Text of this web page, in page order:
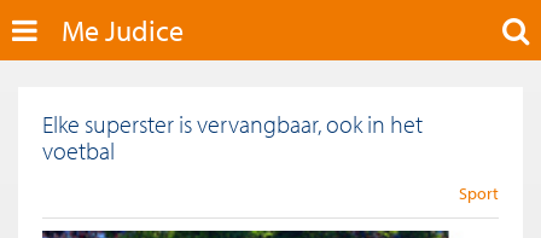
Me Judice
Elke superster is vervangbaar, ook in het
voetbal
Sport